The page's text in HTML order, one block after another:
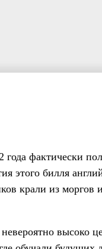
года фактически
этого билля
крали из моргов
высоко